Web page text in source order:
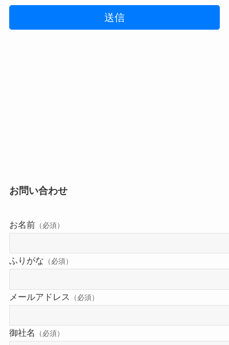
お問い合わせ
お名前 （必須）
ふりがな （必須）
メールアドレス （必須）
御社名 （必須）